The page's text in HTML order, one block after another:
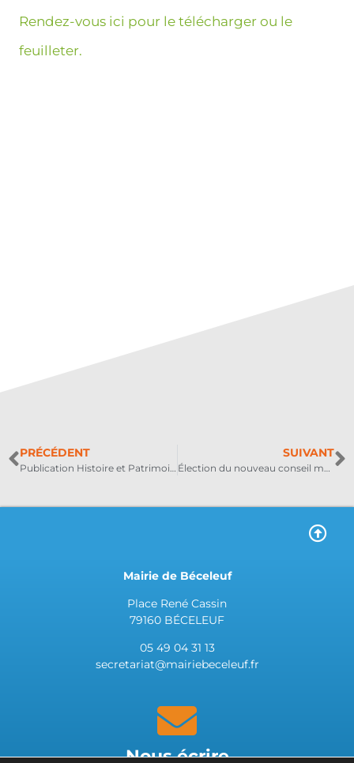
Rendez-vous ici pour le télécharger ou le
feuilleter.
PRÉCÉDENT SUIVANT
Mairie de Béceleuf
Place René Cassin
79160 BÉCELEUF
05 49 04 31 13
secretariat@mairiebeceleuf.fr
Nous écrire